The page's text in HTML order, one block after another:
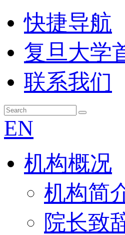
快捷导航
复旦大学
联系我们
EN
机构概况
机构简
院长致